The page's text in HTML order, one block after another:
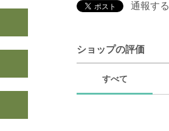
通報する
ショップの評価
すべて